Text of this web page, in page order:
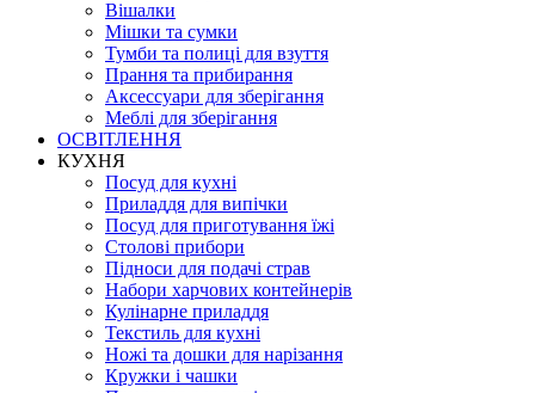
Вішалки
Мішки та сумки
Тумби та полиці для взуття
Прання та прибирання
Аксессуари для зберігання
Меблі для зберігання
ОСВІТЛЕННЯ
КУХНЯ
Посуд для кухні
Приладдя для випічки
Посуд для приготування їжі
Столові прибори
Підноси для подачі страв
Набори харчових контейнерів
Кулінарне приладдя
Текстиль для кухні
Ножі та дошки для нарізання
Кружки і чашки